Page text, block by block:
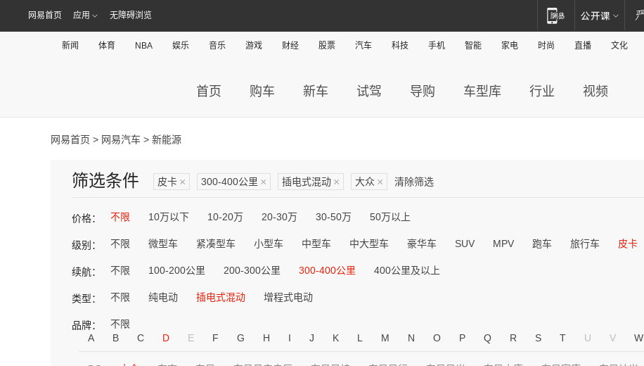
网易首页 应用 无障碍浏览
新闻 体育 NBA 娱乐 音乐 游戏 财经 股票 汽车 科技 手机 智能 家电 时尚 直播 文化
首页 购车 新车 试驾 导购 车型库 行业 视频
网易首页 > 网易汽车 > 新能源
筛选条件 皮卡 × 300-400公里 × 插电式混动 × 大众 × 清除筛选
价格： 不限 10万以下 10-20万 20-30万 30-50万 50万以上
级别： 不限 微型车 紧凑型车 小型车 中型车 中大型车 豪华车 SUV MPV 跑车 旅行车 皮卡
续航： 不限 100-200公里 200-300公里 300-400公里 400公里及以上
类型： 不限 纯电动 插电式混动 增程式电动
品牌：
不限
A
B C D E F G H I J K L M N O P Q R S T U V W